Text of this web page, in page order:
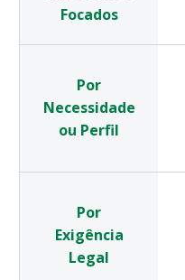
Focados
Por
Necessidade
ou Perfil
Por
Exigência
Legal